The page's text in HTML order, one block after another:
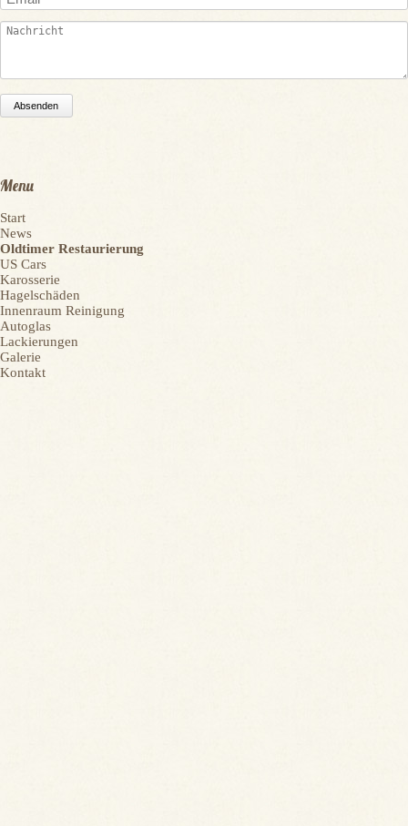
Absenden
Menu
Navigation
überspringen
Start
News
Oldtimer Restaurierung
US Cars
Karosserie
Hagelschäden
Innenraum Reinigung
Autoglas
Lackierungen
Galerie
Kontakt